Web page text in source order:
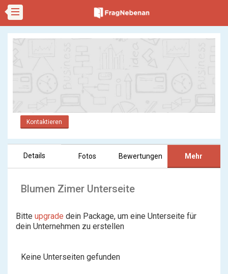
Kontaktieren
Details Fotos Bewertungen Mehr
Blumen Zimer Unterseite
Bitte upgrade dein Package, um eine Unterseite für
dein Unternehmen zu erstellen
Keine Unterseiten gefunden